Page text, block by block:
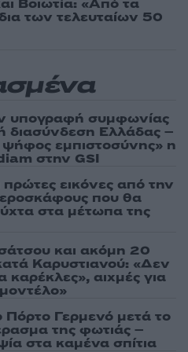
Βοιωτία: «Από τα
των τελευταίων 50
υπογραφή συμφωνίας
διασύνδεση Ελλάδας –
εμπιστοσύνης» η
στην GSI
εικόνες από την
που θα
στα μέτωπα της
και ακόμη 20
Καρυστιανού: «Δεν
αιχμές για
Πόρτο Γερμενό μετά το
της φωτιάς –
στα καμένα σπίτια